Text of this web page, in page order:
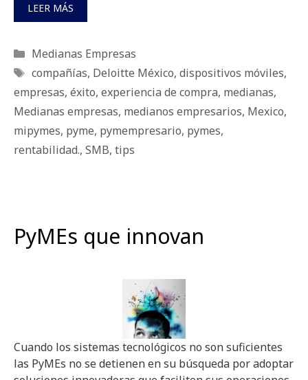
LEER MÁS
Categorías
Medianas Empresas
Etiquetas
compañías, Deloitte México, dispositivos móviles,
empresas, éxito, experiencia de compra, medianas,
Medianas empresas, medianos empresarios, Mexico,
mipymes, pyme, pymempresario, pymes,
rentabilidad., SMB, tips
PyMEs que innovan
Cuando los sistemas tecnológicos no son suficientes
las PyMEs no se detienen en su búsqueda por adoptar